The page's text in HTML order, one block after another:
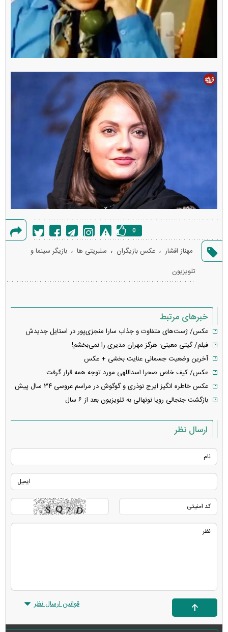
گزارش
0
مهناز افشار ، عکس بازیگران ، سلبریتی ها ، بازیگر سینما و
تلویزیون
خبرهای مرتبط
عکس/ ژست‌های متفاوت و جذاب سارا منجزی‌پور در استایل جدیدش
فیلم/ گیتی معینی: هرگز مهران مدیری را نمی‌بخشم!
آخرین وضعیت جسمانی عنایت بخشی + عکس
عکس/ کیف خاص صحرا اسداللهی مورد توجه همه قرار گرفت
عکس خاطره انگیز ایرج نوذری و گوگوش در مراسم عروسی ۳۴ سال پیش
بازگشت جنجالی رویا نونهالی به تلویزیون بعد از ۶ سال
ارسال نظر
قوانین ارسال نظر